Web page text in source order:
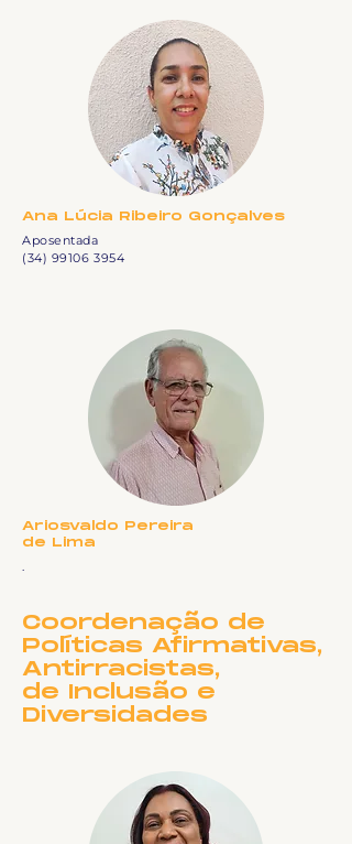
Ana Lúcia Ribeiro Gonçalves
Aposentada
(34) 99106 3954
Ariosvaldo Pereira
de Lima
.
Coordenação de
Políticas Afirmativas,
Antirracistas,
de Inclusão e
Diversidades